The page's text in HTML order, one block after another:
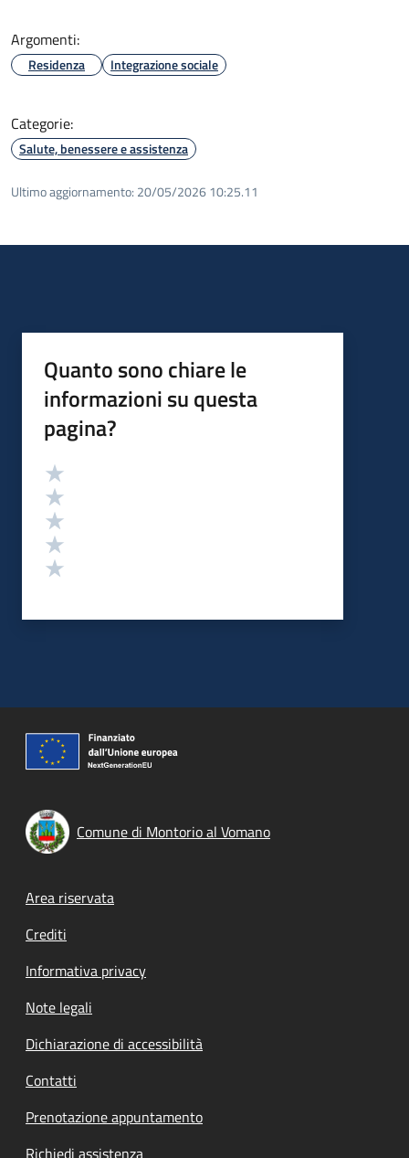
Argomenti:
Residenza Integrazione sociale
Categorie:
Salute, benessere e assistenza
Ultimo aggiornamento: 20/05/2026 10:25.11
Quanto sono chiare le
informazioni su questa
pagina?
Valutazione
Comune di Montorio al Vomano
Footer menu
Area riservata
Crediti
Informativa privacy
Note legali
Dichiarazione di accessibilità
Contatti
Prenotazione appuntamento
Richiedi assistenza